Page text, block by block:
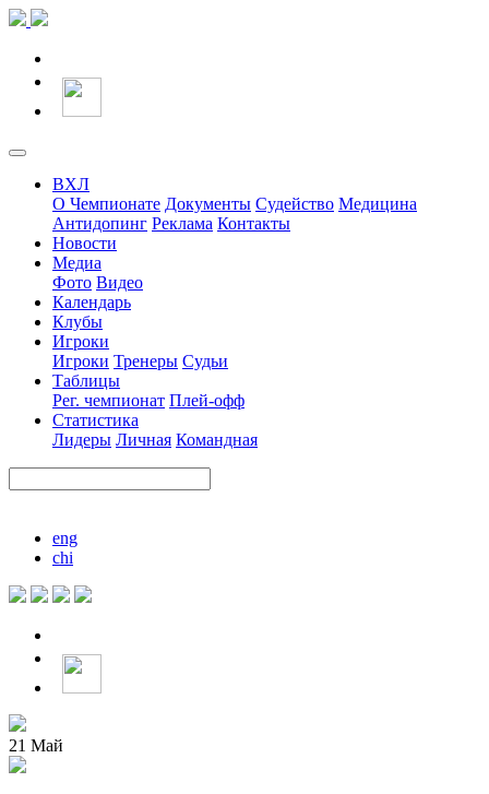
ВХЛ
О Чемпионате Документы Судейство Медицина
Антидопинг Реклама Контакты
Новости
Медиа
Фото Видео
Календарь
Клубы
Игроки
Игроки Тренеры Судьи
Таблицы
Рег. чемпионат Плей-офф
Статистика
Лидеры Личная Командная
eng
chi
21 Май